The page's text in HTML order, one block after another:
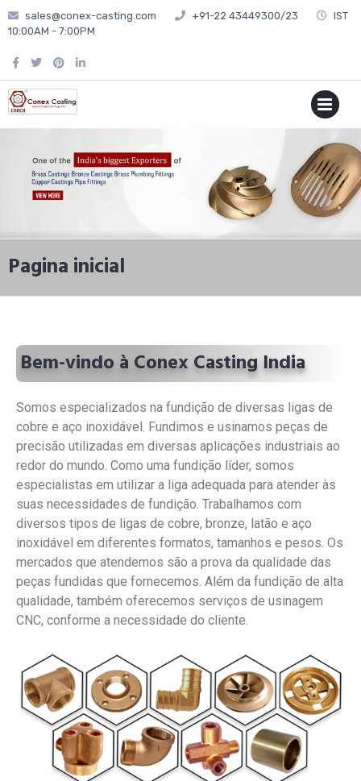
sales@conex-casting.com +91-22 43449300/23
IST
10:00AM - 7:00PM
MENU
Pagina inicial
Bem-vindo à Conex Casting India
Somos especializados na fundição de diversas ligas de
cobre e aço inoxidável. Fundimos e usinamos peças de
precisão utilizadas em diversas aplicações industriais ao
redor do mundo. Como uma fundição líder, somos
especialistas em utilizar a liga adequada para atender às
suas necessidades de fundição. Trabalhamos com
diversos tipos de ligas de cobre, bronze, latão e aço
inoxidável em diferentes formatos, tamanhos e pesos. Os
mercados que atendemos são a prova da qualidade das
peças fundidas que fornecemos. Além da fundição de alta
qualidade, também oferecemos serviços de usinagem
CNC, conforme a necessidade do cliente.